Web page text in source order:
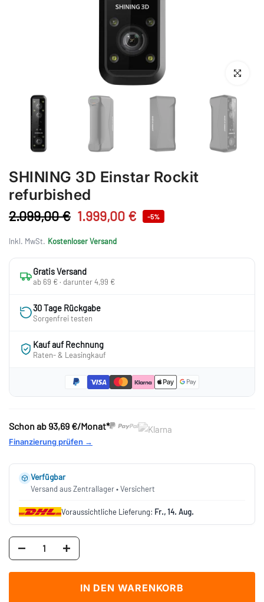
Anklicken
SHINING 3D Einstar Rockit
refurbished
2.099,00 € 1.999,00 € -5%
Inkl. MwSt. Kostenloser Versand
Gratis Versand
ab 69 € · darunter 4,99 €
30 Tage Rückgabe
Sorgenfrei testen
Kauf auf Rechnung
Raten- & Leasingkauf
Schon ab 93,69 €/Monat*
Finanzierung prüfen →
Verfügbar
Versand aus Zentrallager • Versichert
Voraussichtliche Lieferung: Fr., 14. Aug.
IN DEN WARENKORB